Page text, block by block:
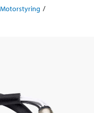
Motorstyring